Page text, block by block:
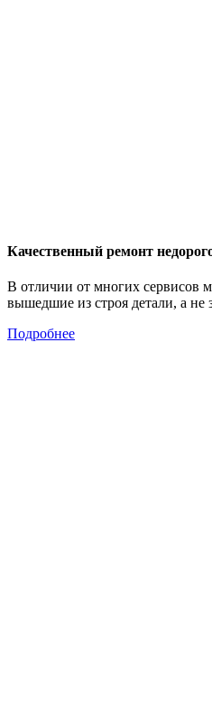
Качественный ремонт
В отличии от многих сервисов
вышедшие из строя детали, а не
Подробнее